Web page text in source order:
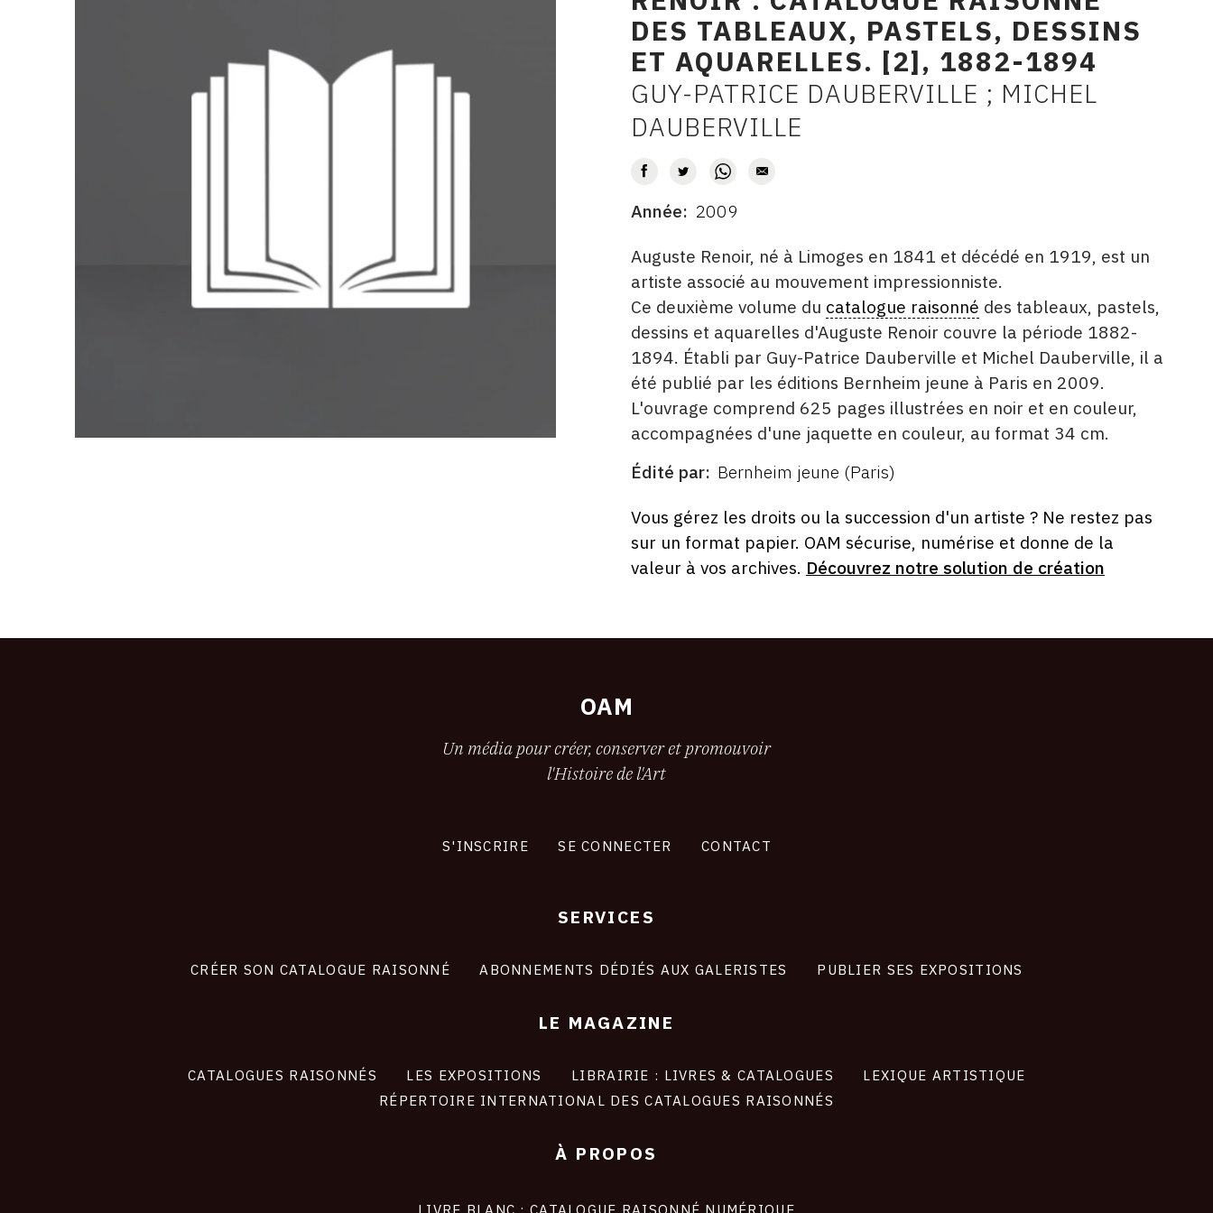
DES TABLEAUX, PASTELS, DESSINS
ET AQUARELLES. [2], 1882-1894
AUTEUR
GUY-PATRICE DAUBERVILLE ; MICHEL
DAUBERVILLE
DATE
Année 2009
DESCRITPTION
Auguste Renoir, né à Limoges en 1841 et décédé en 1919, est un
artiste associé au mouvement impressionniste.
Ce deuxième volume du catalogue raisonné des tableaux, pastels,
dessins et aquarelles d'Auguste Renoir couvre la période 1882-
1894. Établi par Guy-Patrice Dauberville et Michel Dauberville, il a
été publié par les éditions Bernheim jeune à Paris en 2009.
L'ouvrage comprend 625 pages illustrées en noir et en couleur,
accompagnées d'une jaquette en couleur, au format 34 cm.
ÉDITÉ
Édité par Bernheim jeune (Paris)
FORMAT
ÉTAT
Vous gérez les droits ou la succession d'un artiste ? Ne restez pas
sur un format papier. OAM sécurise, numérise et donne de la
valeur à vos archives. Découvrez notre solution de création
OAM
Un média pour créer, conserver et promouvoir
l'Histoire de l'Art
S'INSCRIRE SE CONNECTER CONTACT
SERVICES
CRÉER SON CATALOGUE RAISONNÉ ABONNEMENTS DÉDIÉS AUX GALERISTES PUBLIER SES EXPOSITIONS
LE MAGAZINE
CATALOGUES RAISONNÉS LES EXPOSITIONS LIBRAIRIE : LIVRES & CATALOGUES
LEXIQUE ARTISTIQUE
RÉPERTOIRE INTERNATIONAL DES CATALOGUES RAISONNÉS
À PROPOS
LIVRE BLANC : CATALOGUE RAISONNÉ NUMÉRIQUE